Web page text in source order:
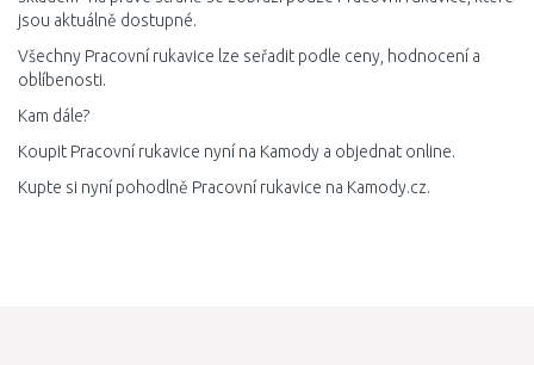
jsou aktuálně dostupné.
Všechny Pracovní rukavice lze seřadit podle ceny, hodnocení a
oblíbenosti.
Kam dále?
Koupit Pracovní rukavice nyní na Kamody a objednat online.
Kupte si nyní pohodlně Pracovní rukavice na Kamody.cz.